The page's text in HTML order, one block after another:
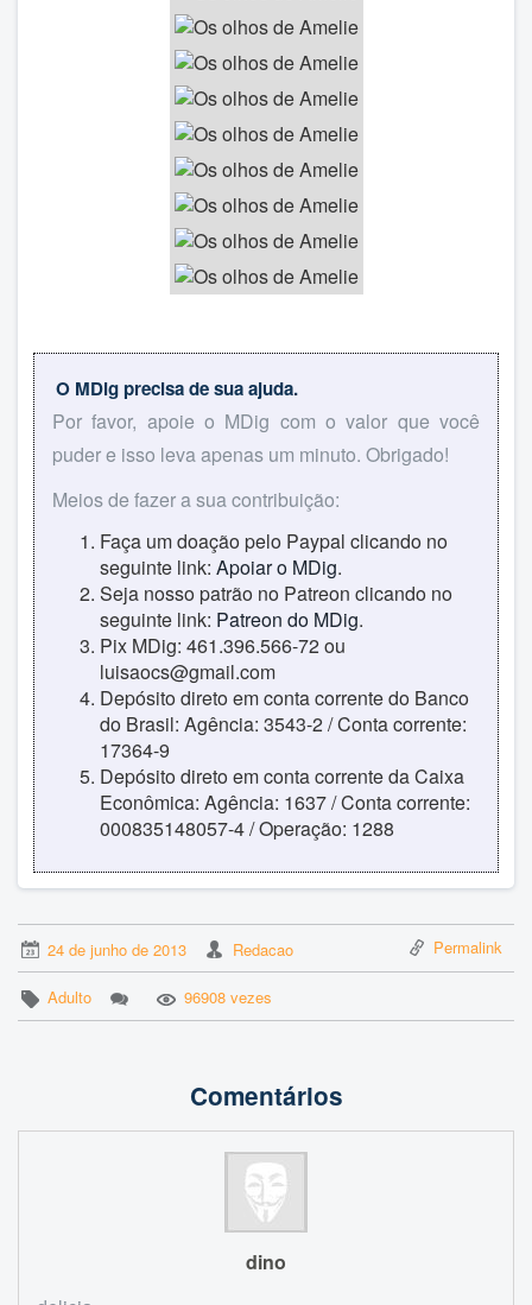
O MDig precisa de sua ajuda.
Por favor, apoie o MDig com o valor que você
puder e isso leva apenas um minuto. Obrigado!
Meios de fazer a sua contribuição:
Faça um doação pelo Paypal clicando no
seguinte link: Apoiar o MDig.
Seja nosso patrão no Patreon clicando no
seguinte link: Patreon do MDig.
Pix MDig: 461.396.566-72 ou
luisaocs@gmail.com
Depósito direto em conta corrente do Banco
do Brasil: Agência: 3543-2 / Conta corrente:
17364-9
Depósito direto em conta corrente da Caixa
Econômica: Agência: 1637 / Conta corrente:
000835148057-4 / Operação: 1288
24 de junho de 2013 Redacao Permalink
Adulto 96908 vezes
Comentários
dino